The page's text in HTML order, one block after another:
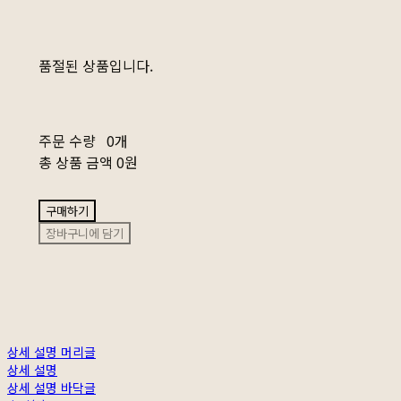
품절된 상품입니다.
주문 수량 0개
총 상품 금액 0원
구매하기
장바구니에 담기
상세 설명 머리글
상세 설명
상세 설명 바닥글